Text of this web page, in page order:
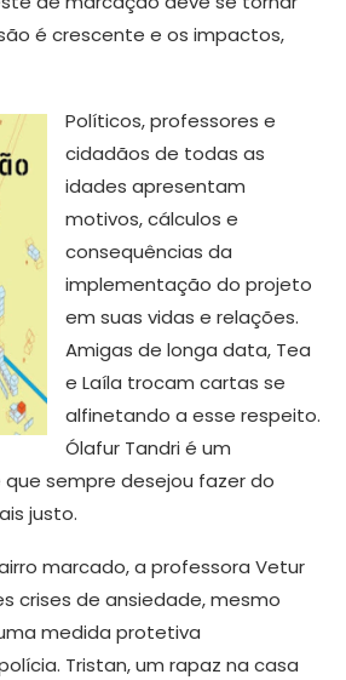
é crescente e os impactos,
Políticos, professores e
cidadãos de todas as
idades apresentam
motivos, cálculos e
consequências da
implementação do projeto
em suas vidas e relações.
Amigas de longa data, Tea
e Laíla trocam cartas se
alfinetando a esse respeito.
Ólafur Tandri é um
sempre desejou fazer do
justo.
marcado, a professora Vetur
crises de ansiedade, mesmo
medida protetiva
Tristan, um rapaz na casa